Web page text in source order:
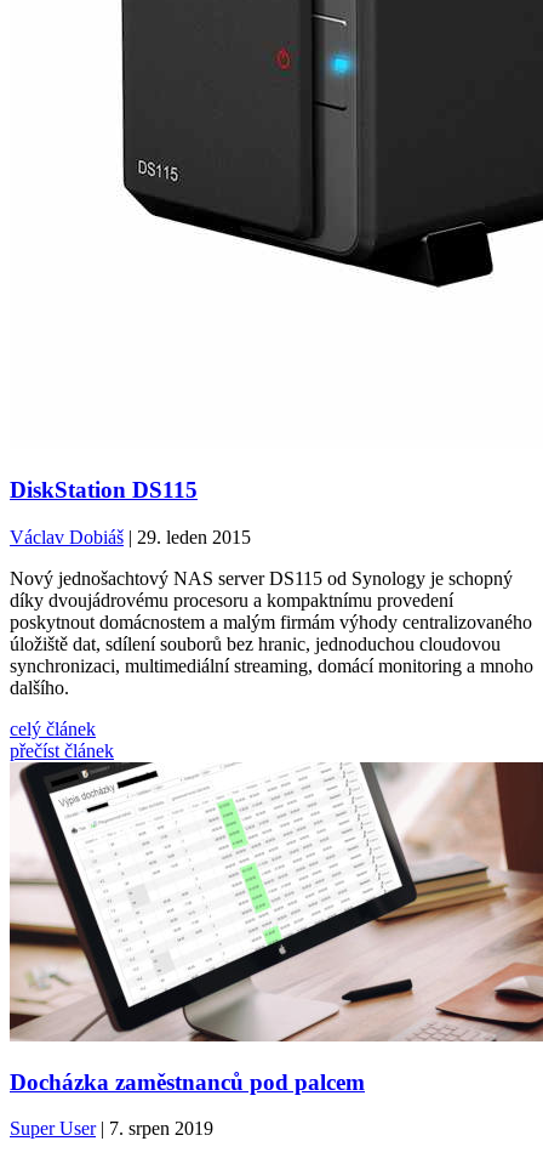
DiskStation DS115
Václav Dobiáš | 29. leden 2015
Nový jednošachtový NAS server DS115 od Synology je schopný
díky dvoujádrovému procesoru a kompaktnímu provedení
poskytnout domácnostem a malým firmám výhody centralizovaného
úložiště dat, sdílení souborů bez hranic, jednoduchou cloudovou
synchronizaci, multimediální streaming, domácí monitoring a mnoho
dalšího.
celý článek
přečíst článek
Docházka zaměstnanců pod palcem
Super User| 7. srpen 2019